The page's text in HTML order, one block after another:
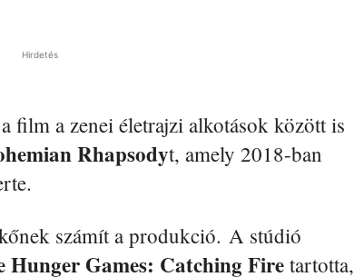
Hirdetés
film a zenei életrajzi alkotások között is
Rhapsodyt, amely 2018-ban
számít a produkció. A stúdió
Hunger Games: Catching Fire tartotta,